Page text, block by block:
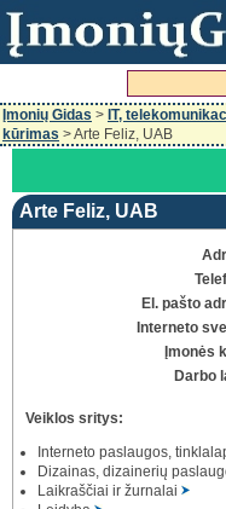
Įmonių Gidas > IT,
kūrimas > Arte Feliz, UAB
Arte Feliz, UAB
El. pašto
Interneto
Įmonės
Darbo
Veiklos sritys:
Interneto paslaugos,
Dizainas, dizainerių
Laikraščiai ir žurnalai